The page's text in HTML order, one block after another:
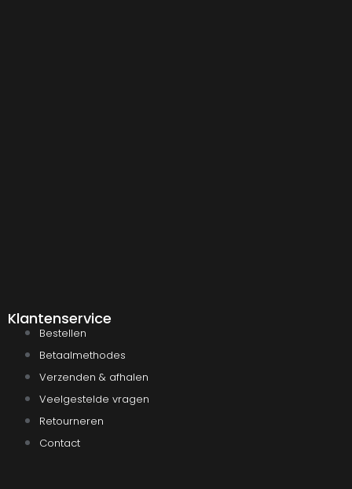
Klantenservice
Bestellen
Betaalmethodes
Verzenden & afhalen
Veelgestelde vragen
Retourneren
Contact